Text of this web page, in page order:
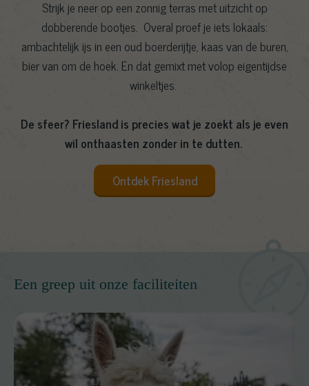
Strijk je neer op een zonnig terras met uitzicht op
dobberende bootjes. Overal proef je iets lokaals:
ambachtelijk ijs in een oud boerderijtje, kaas van de buren,
bier van om de hoek. En dat gemixt met volop eigentijdse
winkeltjes.
De sfeer? Friesland is precies wat je zoekt als je even
wil onthaasten zonder in te dutten.
Ontdek Friesland
Een greep uit onze faciliteiten